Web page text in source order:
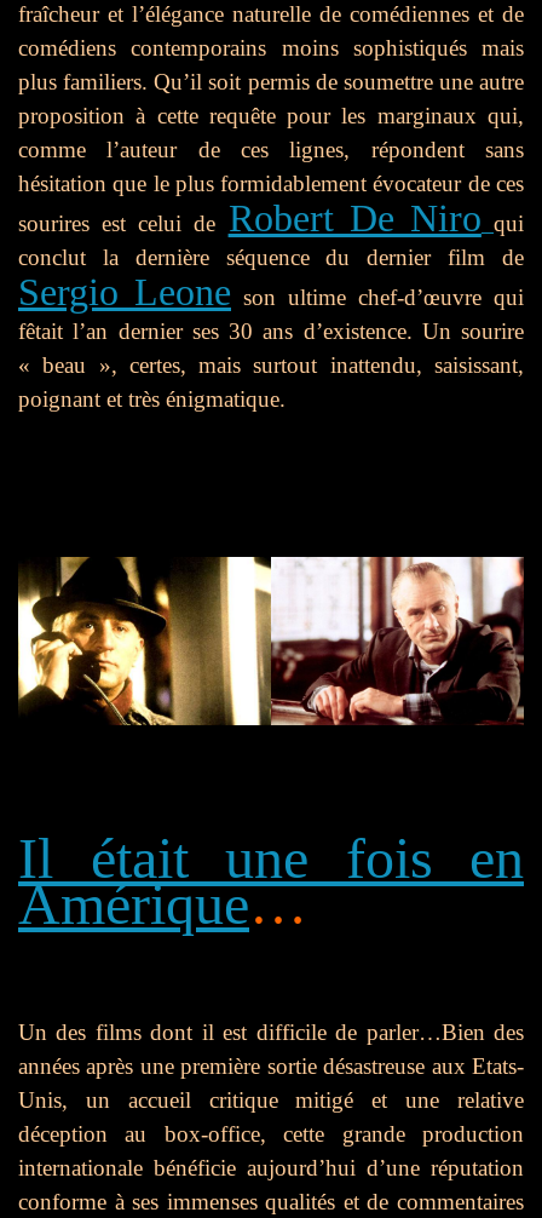
fraîcheur et l’élégance naturelle de comédiennes et de
comédiens contemporains moins sophistiqués mais
plus familiers. Qu’il soit permis de soumettre une autre
proposition à cette requête pour les marginaux qui,
comme l’auteur de ces lignes, répondent sans
hésitation que le plus formidablement évocateur de ces
sourires est celui de Robert De Niro qui
conclut la dernière séquence du dernier film de
Sergio Leone son ultime chef-d’œuvre qui
fêtait l’an dernier ses 30 ans d’existence. Un sourire
« beau », certes, mais surtout inattendu, saisissant,
poignant et très énigmatique.
Il était une fois en
Amérique…
Un des films dont il est difficile de parler…Bien des
années après une première sortie désastreuse aux Etats-
Unis, un accueil critique mitigé et une relative
déception au box-office, cette grande production
internationale bénéficie aujourd’hui d’une réputation
conforme à ses immenses qualités et de commentaires